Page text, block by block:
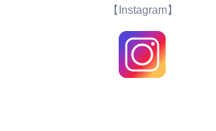
【Instagram】